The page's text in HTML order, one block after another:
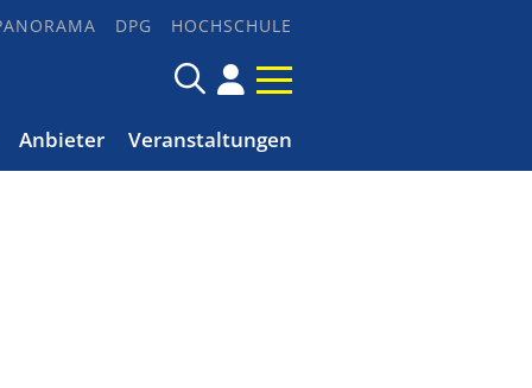
DPG HOCHSCHULE
Anbieter Veranstaltungen